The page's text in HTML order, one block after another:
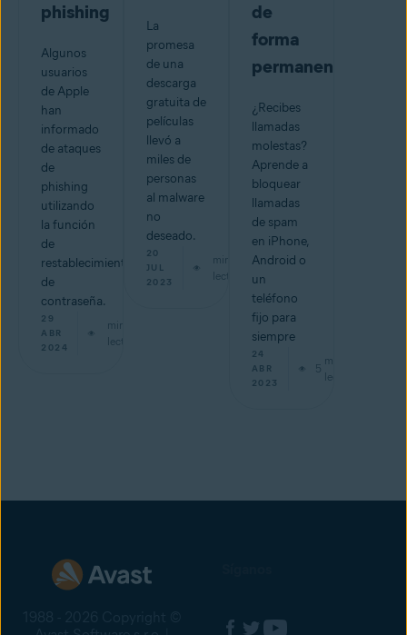
phishing
Algunos
usuarios
de Apple
han
informado
de ataques
de
phishing
utilizando
la función
de
restablecimiento
de
contraseña.
29
ABR
2024
min de
lectura
La
promesa
de una
descarga
gratuita de
películas
llevó a
miles de
personas
al malware
no
deseado.
20
JUL
2023
min de
lectura
de
forma
permanente
¿Recibes
llamadas
molestas?
Aprende a
bloquear
llamadas
de spam
en iPhone,
Android o
un
teléfono
fijo para
siempre
24
ABR
2023
5
min de
lectura